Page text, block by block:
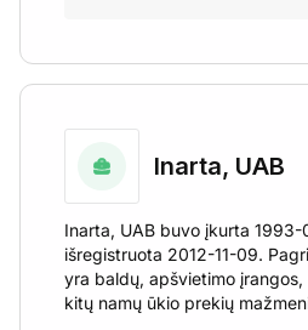
Inarta, UAB
Inarta, UAB buvo įkurta
išregistruota 2012-11-09.
yra baldų, apšvietimo
kitų namų ūkio prekių